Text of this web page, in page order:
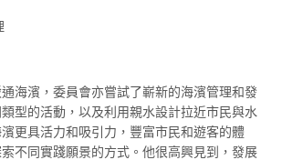
海濱，委員會亦嘗試了嶄新的海濱管理和發
型的活動，以及利用親水設計拉近市民與水
更具活力和吸引力，豐富市民和遊客的體
不同實踐願景的方式。他很高興見到，發展